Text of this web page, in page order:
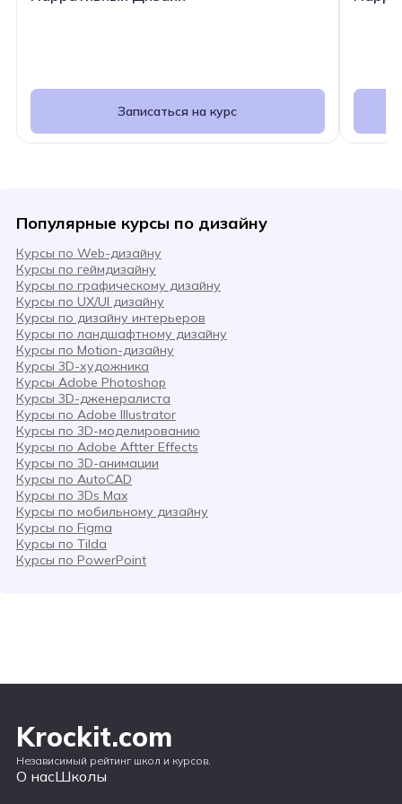
Записаться на курс
Популярные курсы по дизайну
Курсы по Web-дизайну
Курсы по геймдизайну
Курсы по графическому дизайну
Курсы по UX/UI дизайну
Курсы по дизайну интерьеров
Курсы по ландшафтному дизайну
Курсы по Motion-дизайну
Курсы 3D-художника
Курсы Adobe Photoshop
Курсы 3D-дженералиста
Курсы по Adobe Illustrator
Курсы по 3D-моделированию
Курсы по Adobe Aftter Effects
Курсы по 3D-анимации
Курсы по AutoCAD
Курсы по 3Ds Max
Курсы по мобильному дизайну
Курсы по Figma
Курсы по Tilda
Курсы по PowerPoint
Krockit.com
Независимый рейтинг школ и курсов.
О насШколы